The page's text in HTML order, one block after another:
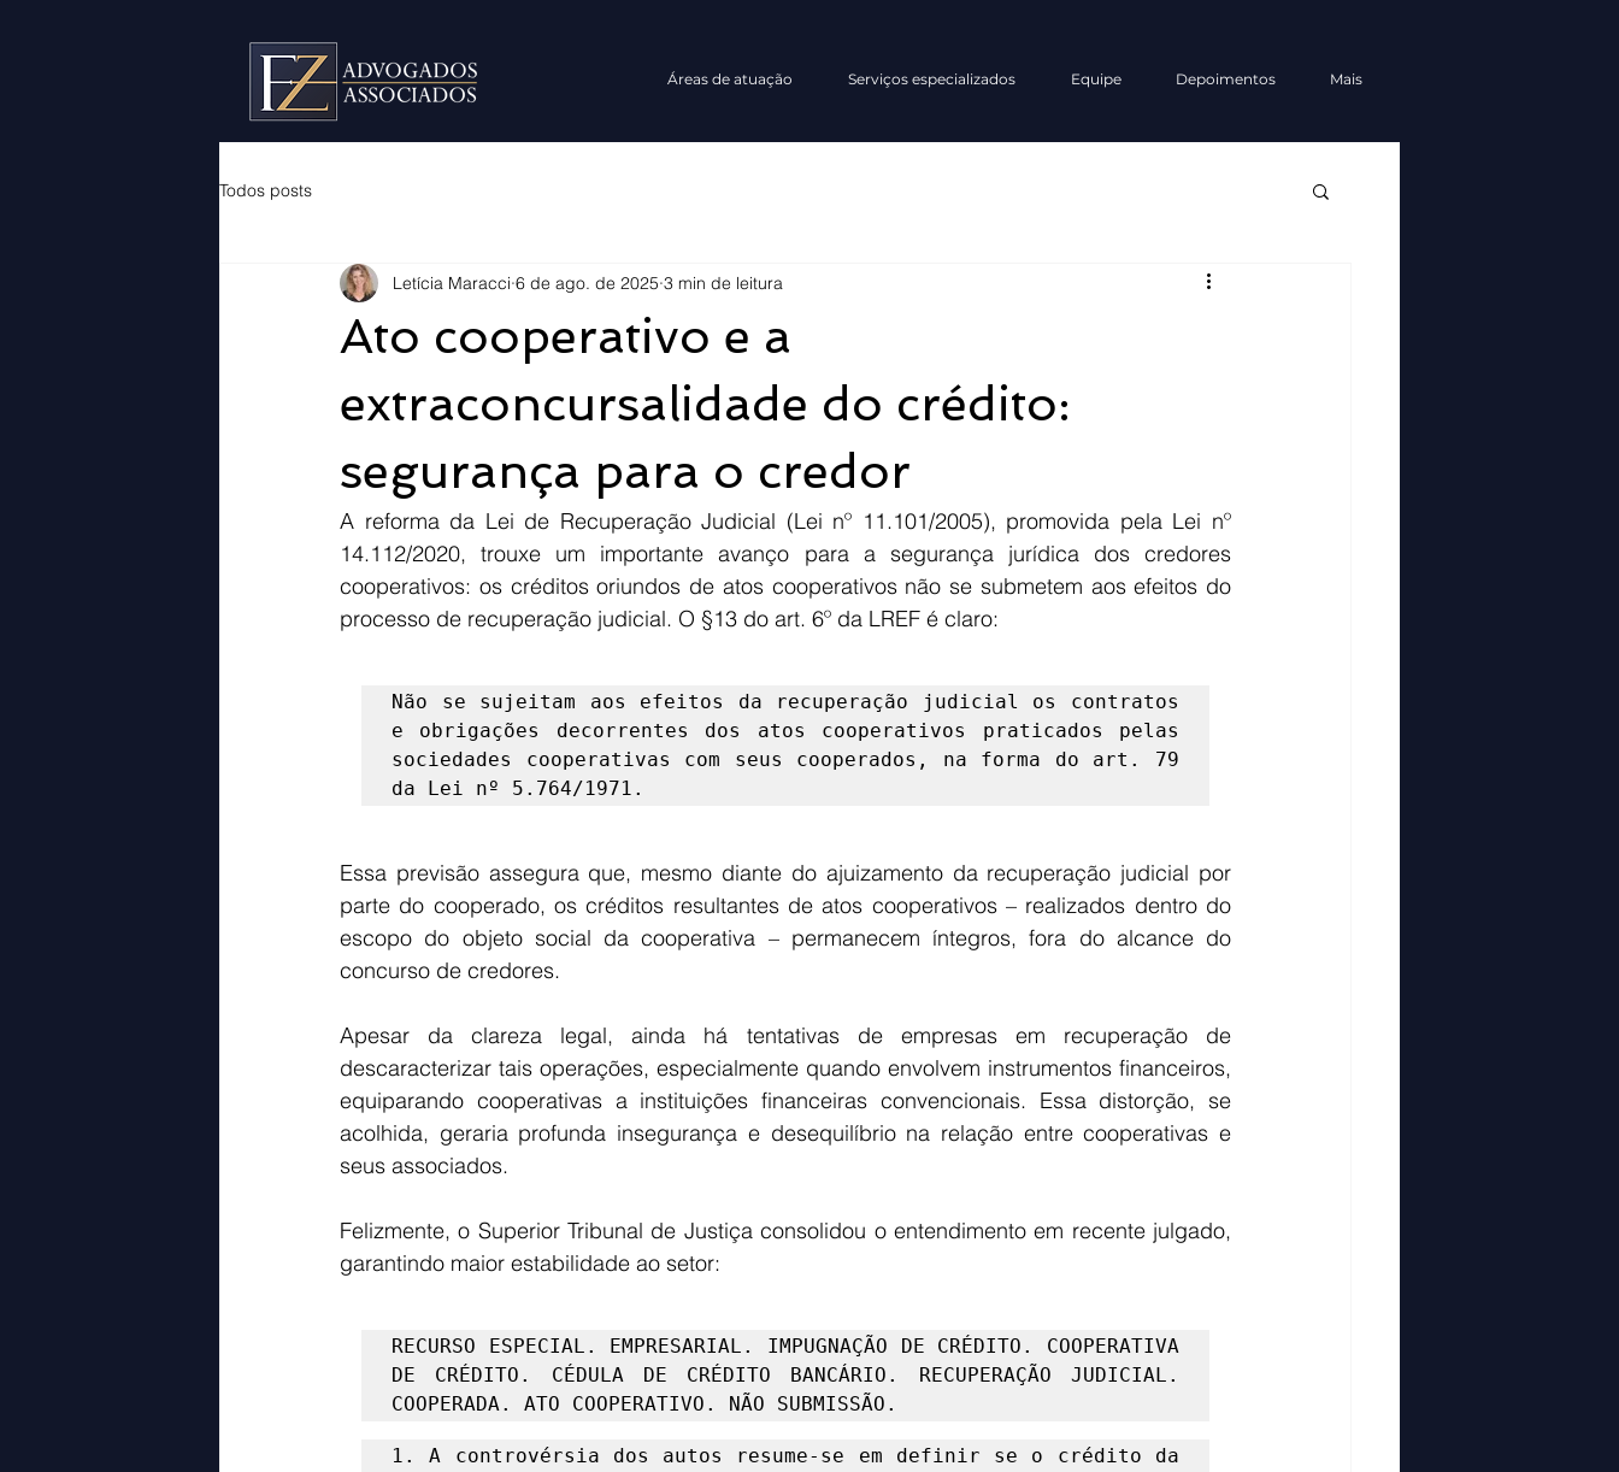
Áreas de atuação Serviços especializados Equipe Depoimentos Mais
Todos posts
Ato cooperativo e a
extraconcursalidade do crédito:
segurança para o credor
Letícia Maracci 6 de ago. de 2025 3 min de leitura
A reforma da Lei de Recuperação Judicial (Lei nº 11.101/2005), promovida pela Lei nº
14.112/2020, trouxe um importante avanço para a segurança jurídica dos credores
cooperativos: os créditos oriundos de atos cooperativos não se submetem aos efeitos do
processo de recuperação judicial. O §13 do art. 6º da LREF é claro:
Não se sujeitam aos efeitos da recuperação judicial os contratos
e obrigações decorrentes dos atos cooperativos praticados pelas
sociedades cooperativas com seus cooperados, na forma do art. 79
da Lei nº 5.764/1971.
Essa previsão assegura que, mesmo diante do ajuizamento da recuperação judicial por
parte do cooperado, os créditos resultantes de atos cooperativos – realizados dentro do
escopo do objeto social da cooperativa – permanecem íntegros, fora do alcance do
concurso de credores.
Apesar da clareza legal, ainda há tentativas de empresas em recuperação de
descaracterizar tais operações, especialmente quando envolvem instrumentos financeiros,
equiparando cooperativas a instituições financeiras convencionais. Essa distorção, se
acolhida, geraria profunda insegurança e desequilíbrio na relação entre cooperativas e
seus associados.
Felizmente, o Superior Tribunal de Justiça consolidou o entendimento em recente julgado,
garantindo maior estabilidade ao setor:
RECURSO ESPECIAL. EMPRESARIAL. IMPUGNAÇÃO DE CRÉDITO. COOPERATIVA
DE CRÉDITO. CÉDULA DE CRÉDITO BANCÁRIO. RECUPERAÇÃO JUDICIAL.
COOPERADA. ATO COOPERATIVO. NÃO SUBMISSÃO.
1. A controvérsia dos autos resume-se em definir se o crédito da